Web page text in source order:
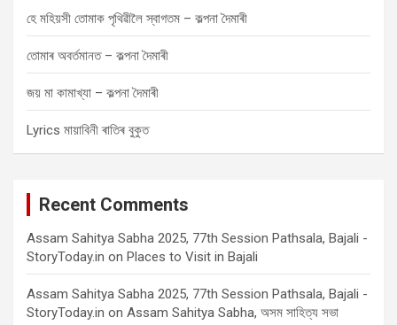
হে মহিয়সী তোমাক পৃথিৱীলৈ স্বাগতম – কল্পনা দৈমাৰী
তোমাৰ অবৰ্তমানত – কল্পনা দৈমাৰী
জয় মা কামাখ্যা – কল্পনা দৈমাৰী
Lyrics মায়াবিনী ৰাতিৰ বুকুত
Recent Comments
Assam Sahitya Sabha 2025, 77th Session Pathsala, Bajali -
StoryToday.in on Places to Visit in Bajali
Assam Sahitya Sabha 2025, 77th Session Pathsala, Bajali -
StoryToday.in on Assam Sahitya Sabha, অসম সাহিত্য সভা